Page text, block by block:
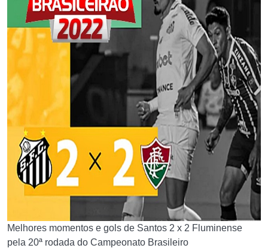
Melhores momentos e gols de Santos 2 x 2 Fluminense
pela 20ª rodada do Campeonato Brasileiro